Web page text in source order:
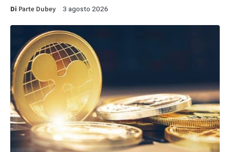
Di Parte Dubey 3 agosto 2026